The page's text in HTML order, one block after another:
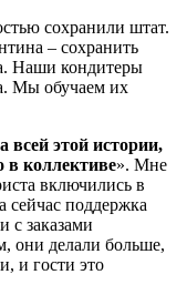
сохранили штат.
– сохранить
Наши кондитеры
Мы обучаем их
всей этой истории,
в коллективе». Мне
включились в
сейчас поддержка
с заказами
они делали больше,
и гости это